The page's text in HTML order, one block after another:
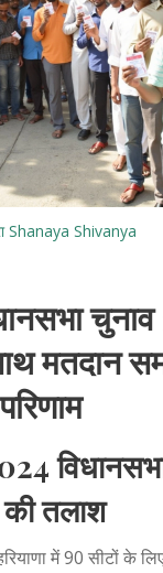
Shanaya Shivanya
मतदान
की तलाश
में 90 सीटों के